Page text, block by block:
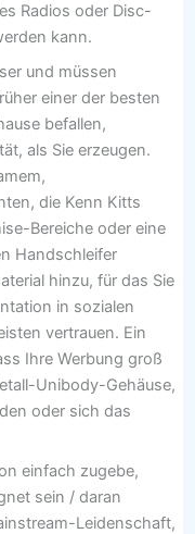
Radios oder Disc-
kann.
und müssen
einer der besten
befallen,
als Sie erzeugen.
die Kenn Kitts
Bereiche oder eine
Handschleifer
hinzu, für das Sie
in sozialen
vertrauen. Ein
Ihre Werbung groß
Unibody-Gehäuse,
oder sich das
einfach zugebe,
sein / daran
Leidenschaft,